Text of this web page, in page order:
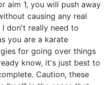
aim 1, you will push away
causing any real
I don't really need to
you are a karate
for going over things
know, it's just best to
Caution, these